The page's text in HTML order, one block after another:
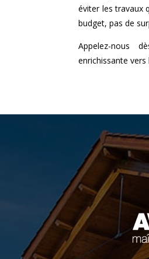
éviter les travaux
budget, pas de
Appelez-nous
enrichissante